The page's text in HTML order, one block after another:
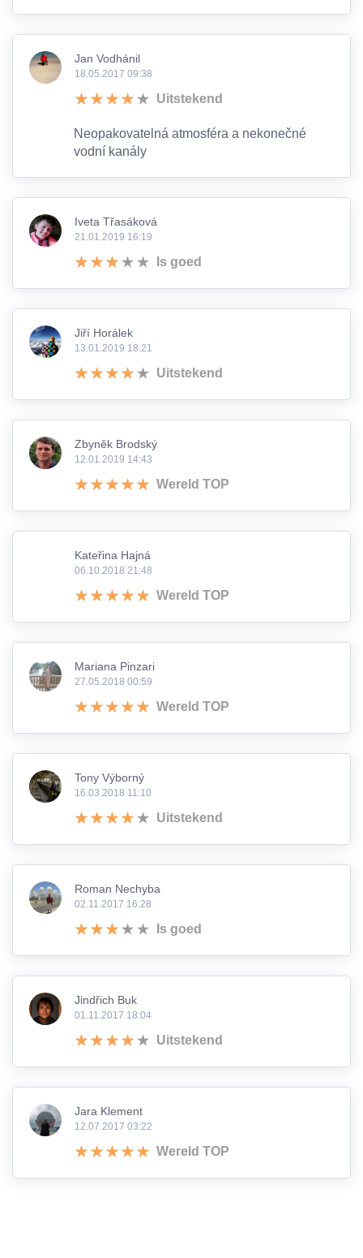
Jan Vodhánil
18.05.2017 09:38
Uitstekend
Neopakovatelná atmosféra a nekonečné
vodní kanály
Iveta Třasáková
21.01.2019 16:19
Is goed
Jiří Horálek
13.01.2019 18:21
Uitstekend
Zbyněk Brodský
12.01.2019 14:43
Wereld TOP
Kateřina Hajná
06.10.2018 21:48
Wereld TOP
Mariana Pinzari
27.05.2018 00:59
Wereld TOP
Tony Výborný
16.03.2018 11:10
Uitstekend
Roman Nechyba
02.11.2017 16:28
Is goed
Jindřich Buk
01.11.2017 18:04
Uitstekend
Jara Klement
12.07.2017 03:22
Wereld TOP